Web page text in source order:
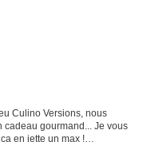
Culino Versions, nous
gourmand... Je vous
en jette un max !